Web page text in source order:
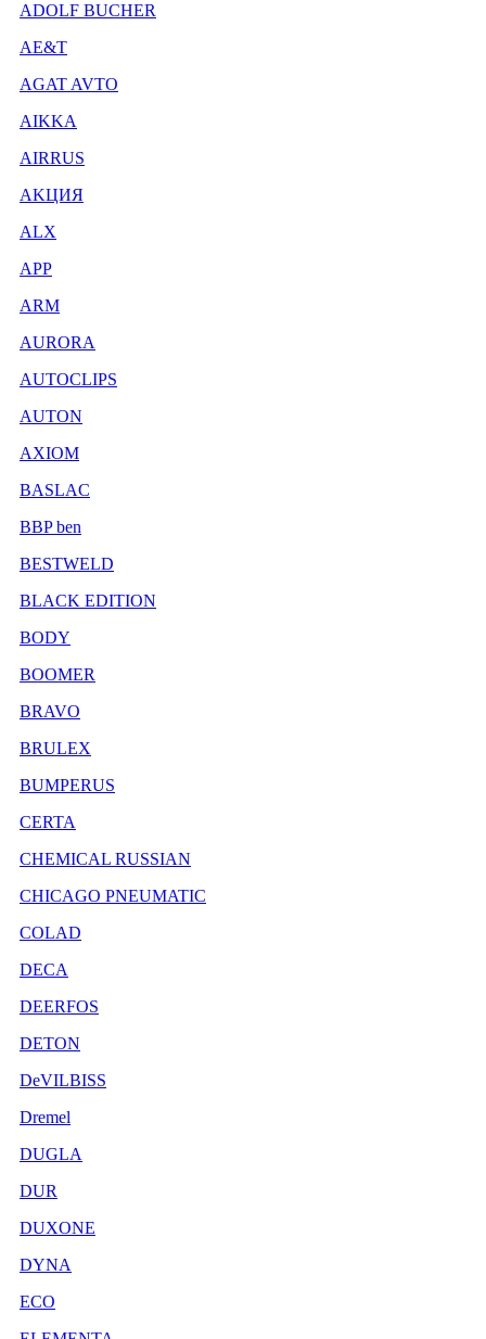
ADOLF BUCHER
AE&T
AGAT AVTO
AIKKA
AIRRUS
AKЦИЯ
ALX
APP
ARM
AURORA
AUTOCLIPS
AUTON
AXIOM
BASLAC
BBP ben
BESTWELD
BLACK EDITION
BODY
BOOMER
BRAVO
BRULEX
BUMPERUS
CERTA
CHEMICAL RUSSIAN
CHICAGO PNEUMATIC
COLAD
DECA
DEERFOS
DETON
DeVILBISS
Dremel
DUGLA
DUR
DUXONE
DYNA
ECO